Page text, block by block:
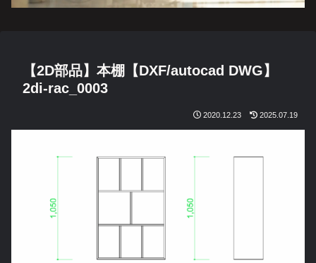
【2D部品】本棚【DXF/autocad DWG】
2di-rac_0003
2020.12.23 2025.07.19